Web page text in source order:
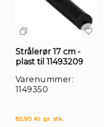
Strålerør 17 cm -
plast til 11493209
Varenummer:
1149350
85,90 Kr. pr. stk.